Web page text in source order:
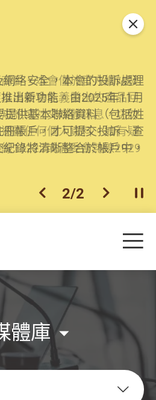
戶，本會僅於官方網站發
消委會名義發出的產品回
訊或社交媒體訊息，切勿
露任何個人資料。如有疑
18222或消委會熱線2929
絡安全，本會的投訴處理
出新功能。由2025年11月
供基本聯絡資料（包括姓
帳戶，才可提交投訴、查
錄將清晰整合於帳戶中，
上一個
2/2 下一個開
關閉
目
體庫